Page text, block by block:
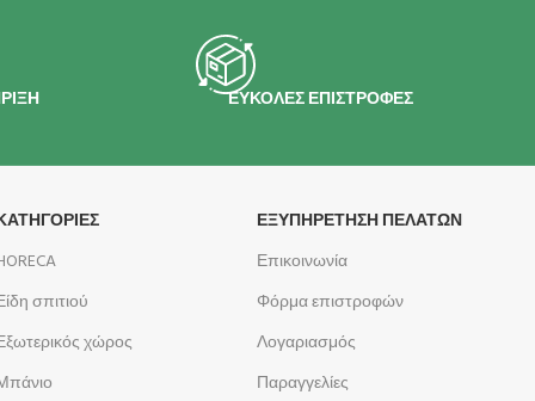
ΕΥΚΟΛΕΣ ΕΠΙΣΤΡΟΦΕΣ
σπιτιού
χώρος
ΕΞΥΠΗΡΕΤΗΣΗ ΠΕΛΑΤΩΝ
Επικοινωνία
Φόρμα επιστροφών
Λογαριασμός
Παραγγελίες